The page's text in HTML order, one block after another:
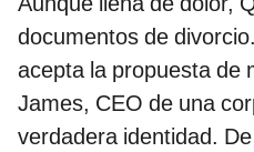
documentos de
acepta la propuesta de
James, CEO de una
verdadera identidad.